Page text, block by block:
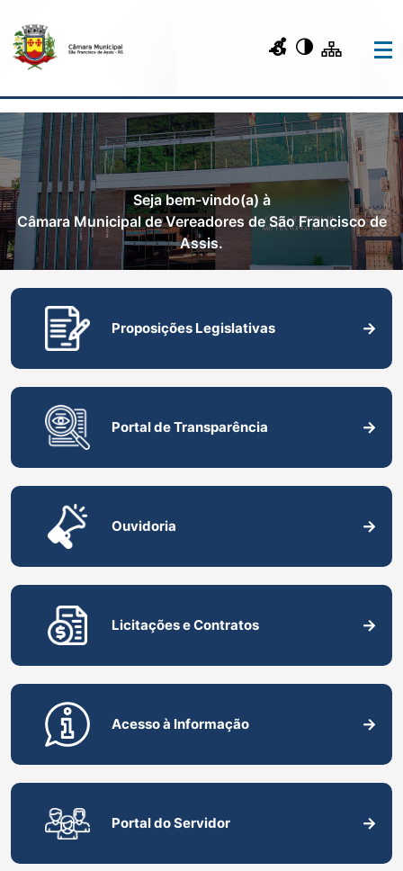
Seja bem-vindo(a) à
Câmara Municipal de Vereadores de São Francisco de
Assis.
Proposições Legislativas
Portal de Transparência
Ouvidoria
Licitações e Contratos
Acesso à Informação
Portal do Servidor